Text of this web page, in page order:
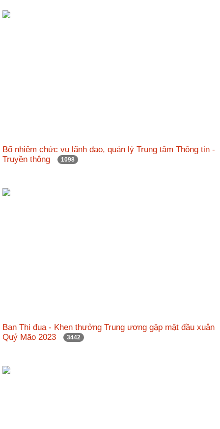
Bổ nhiệm chức vụ lãnh đạo, quản lý Trung tâm Thông tin -
Truyền thông
1098
Ban Thi đua - Khen thưởng Trung ương gặp mặt đầu xuân
Quý Mão 2023
3442